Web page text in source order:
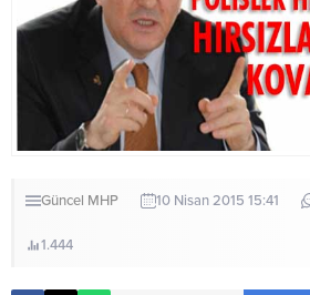
Güncel MHP 10 Nisan 2015 15:41
1.444